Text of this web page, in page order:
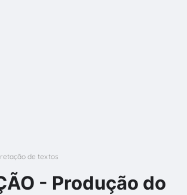
de textos
- Produção do